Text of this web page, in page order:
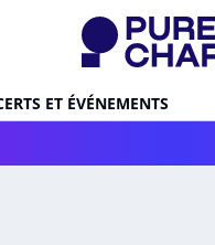
ET ÉVÉNEMENTS